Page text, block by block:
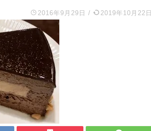
2016年9月29日 / 2019年10月22日